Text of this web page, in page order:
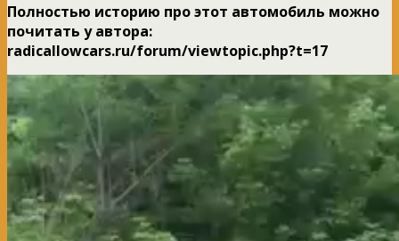
Полностью историю про этот автомобиль можно
почитать у автора:
radicallowcars.ru/forum/viewtopic.php?t=17